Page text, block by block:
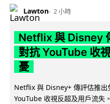
Lawton 2 小時
Netflix 與 Disney
對抗 YouTube 收
憂
Netflix 與 Disney+ 傳評估推出
YouTube 收視反超及用戶流失